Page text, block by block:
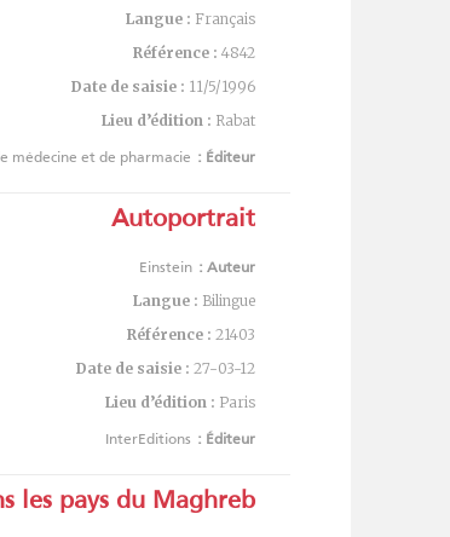
Langue : Français
Référence : 4842
Date de saisie : 11/5/1996
Lieu d’édition : Rabat
Éditeur :
médecine et de pharmacie
Autoportrait
Auteur :
Einstein
Langue : Bilingue
Référence : 21403
Date de saisie : 27-03-12
Lieu d’édition : Paris
Éditeur :
InterEditions
les pays du Maghreb